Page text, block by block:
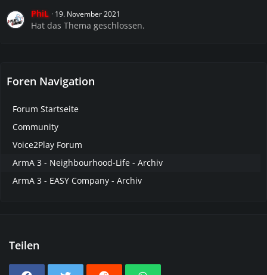
PhiL 19. November 2021
Hat das Thema geschlossen.
Foren Navigation
Forum Startseite
Community
Voice2Play Forum
ArmA 3 - Neighbourhood-Life - Archiv
ArmA 3 - EASY Company - Archiv
Teilen